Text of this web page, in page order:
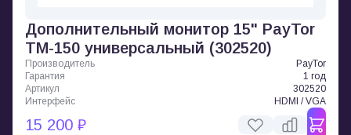
Дополнительный монитор 15" PayTor
ТМ-150 универсальный (302520)
Производитель
PayTor
Гарантия
1 год
Артикул
302520
Интерфейс
HDMI / VGA
15 200 ₽